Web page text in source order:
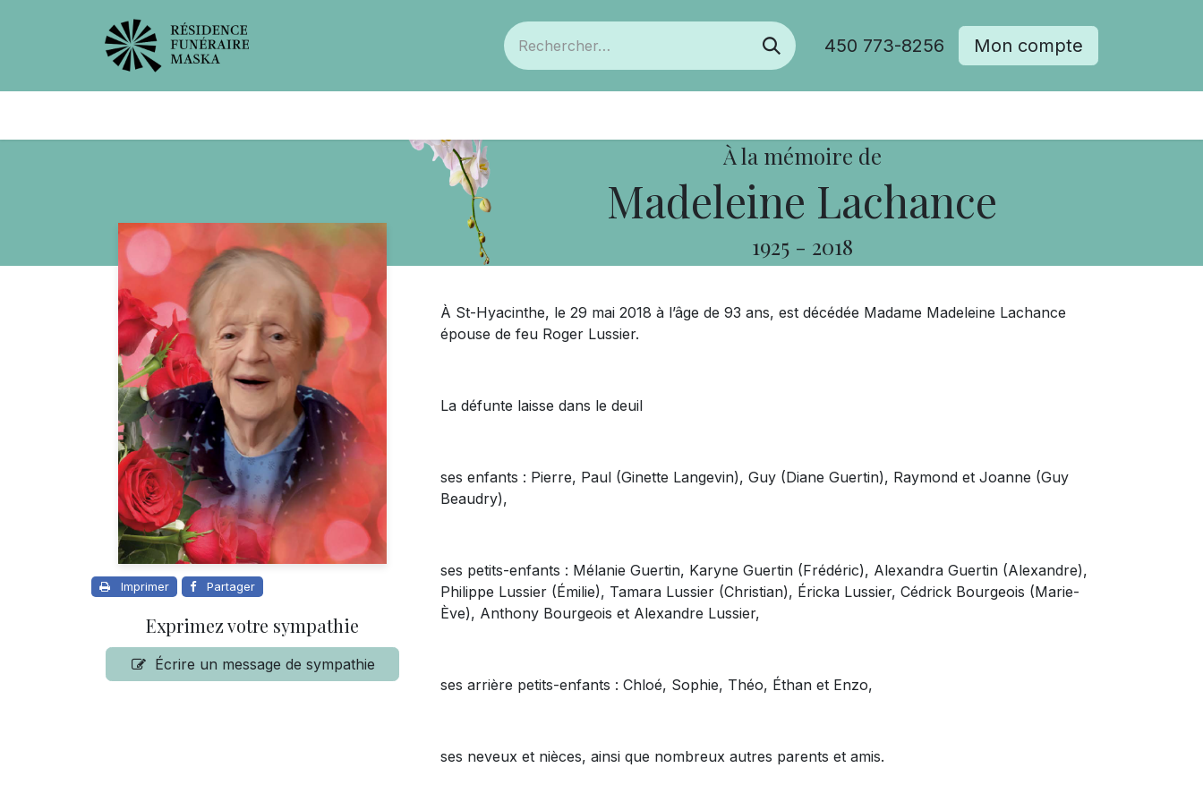
450 773-8256 Mon compte
À la mémoire de
Madeleine Lachance
1925 - 2018
Imprimer Partager
Exprimez votre sympathie
Écrire un message de sympathie
À St-Hyacinthe, le 29 mai 2018 à l’âge de 93 ans, est décédée Madame Madeleine Lachance
épouse de feu Roger Lussier.
La défunte laisse dans le deuil
ses enfants : Pierre, Paul (Ginette Langevin), Guy (Diane Guertin), Raymond et Joanne (Guy
Beaudry),
ses petits-enfants : Mélanie Guertin, Karyne Guertin (Frédéric), Alexandra Guertin (Alexandre),
Philippe Lussier (Émilie), Tamara Lussier (Christian), Éricka Lussier, Cédrick Bourgeois (Marie-
Ève), Anthony Bourgeois et Alexandre Lussier,
ses arrière petits-enfants : Chloé, Sophie, Théo, Éthan et Enzo,
ses neveux et nièces, ainsi que nombreux autres parents et amis.